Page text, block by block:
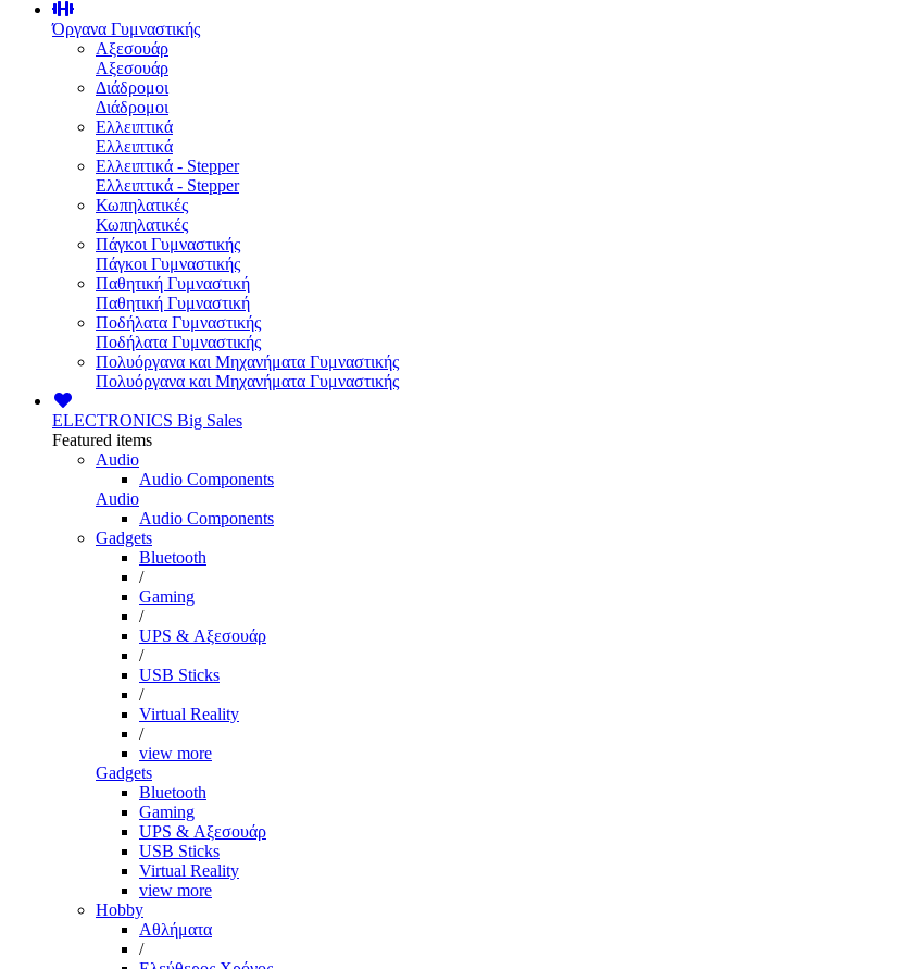
Όργανα Γυμναστικής
Αξεσουάρ
Αξεσουάρ
Διάδρομοι
Διάδρομοι
Ελλειπτικά
Ελλειπτικά
Ελλειπτικά - Stepper
Ελλειπτικά - Stepper
Κωπηλατικές
Κωπηλατικές
Πάγκοι Γυμναστικής
Πάγκοι Γυμναστικής
Παθητική Γυμναστική
Παθητική Γυμναστική
Ποδήλατα Γυμναστικής
Ποδήλατα Γυμναστικής
Πολυόργανα και Μηχανήματα Γυμναστικής
Πολυόργανα και Μηχανήματα Γυμναστικής
ELECTRONICS Big Sales
Featured items
Audio
Audio Components
Audio
Audio Components
Gadgets
Bluetooth
/
Gaming
/
UPS & Αξεσουάρ
/
USB Sticks
/
Virtual Reality
/
view more
Gadgets
Bluetooth
Gaming
UPS & Αξεσουάρ
USB Sticks
Virtual Reality
view more
Hobby
Αθλήματα
/